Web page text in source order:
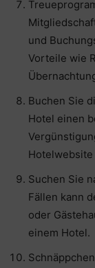
und
Vorteile wie
Buchen Sie
Hotel einen
Hotelwebsite
Suchen Sie
Fällen kann
oder
einem Hotel.